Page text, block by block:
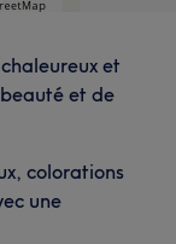
et
et de
colorations
une